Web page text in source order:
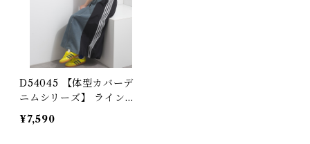
D54045 【体型カバーデ
ニムシリーズ】 ラインテ
ープ×デニム切替スカート
/ Line Tape × Denim Pa
¥7,590